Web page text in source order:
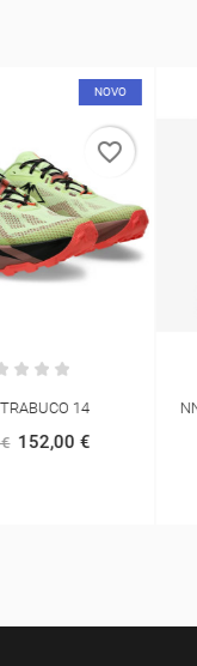
TRAIL WIND JACKET
140,00 €